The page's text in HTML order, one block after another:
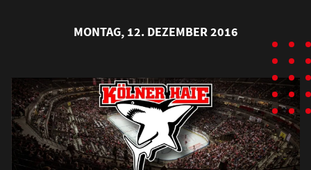
MONTAG, 12. DEZEMBER 2016